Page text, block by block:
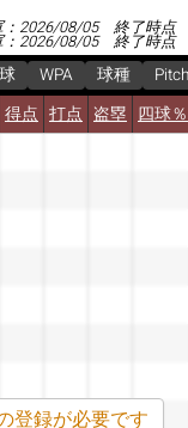
：2026/08/05 終了時点
：2026/08/05 終了時点
WPA 球種
得点 打点 盗塁 四球％
登録が必要です